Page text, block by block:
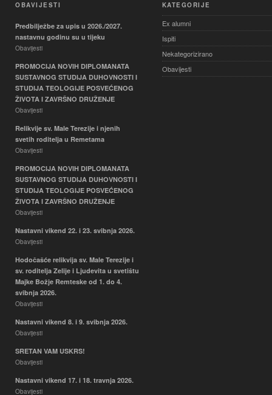
OBAVIJESTI
Predbilježbe za upis u 2026./2027.
nastavnu godinu su u tijeku
Obavijesti
PROMOCIJA NOVIH DIPLOMANATA
SUSTAVNOG STUDIJA DUHOVNOSTI I
STUDIJA TEOLOGIJE POSVEĆENOG
ŽIVOTA I ZAVRŠNO DRUŽENJE
Obavijesti
Relikvije sv. Male Terezije i njenih
svetih roditelja u Remetama
Obavijesti
PROMOCIJA NOVIH DIPLOMANATA
SUSTAVNOG STUDIJA DUHOVNOSTI I
STUDIJA TEOLOGIJE POSVEĆENOG
ŽIVOTA I ZAVRŠNO DRUŽENJE
Obavijesti
Nastavni vikend 22. i 23. svibnja 2026.
Obavijesti
Hodočašće relikvija sv. Male Terezije i
sv. roditelja Zelije i Ljudevita u svetištu
Majke Božje Remteske od 1. do 4.
svibnja 2026.
Obavijesti
Nastavni vikend 8. i 9. svibnja 2026.
Obavijesti
SRETAN VAM USKRS!
Obavijesti
Nastavni vikend 17. i 18. travnja 2026.
Obavijesti
KATEGORIJE
Ex alumni
Ispiti
Nekategorizirano
Obavijesti